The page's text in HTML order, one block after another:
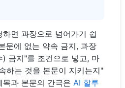
면 과장으로 넘어가기 쉽
문에 없는 약속 금지, 과장
) 금지"를 조건으로 넣고, 마
하는 것을 본문이 지키는지"
과 본문의 간극은 AI 할루